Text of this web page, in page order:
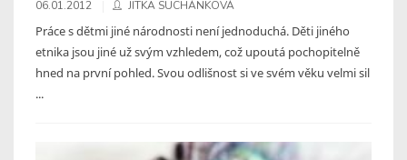
06.01.2012 JITKA SUCHÁNKOVÁ
Práce s dětmi jiné národnosti není jednoduchá. Děti jiného
etnika jsou jiné už svým vzhledem, což upoutá pochopitelně
hned na první pohled. Svou odlišnost si ve svém věku velmi sil
...